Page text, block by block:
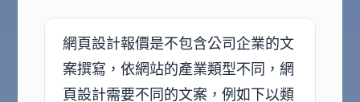
網頁設計報價是不包含公司企業的文
案撰寫，依網站的產業類型不同，網
頁設計需要不同的文案，例如下以類